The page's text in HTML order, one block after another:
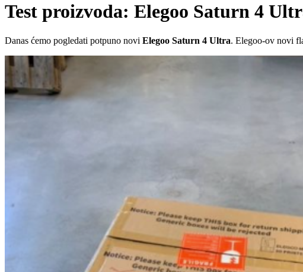
Test proizvoda: Elegoo Saturn 4
Danas ćemo pogledati potpuno novi Elegoo Saturn 4 Ultra. Elegoo-ov novi